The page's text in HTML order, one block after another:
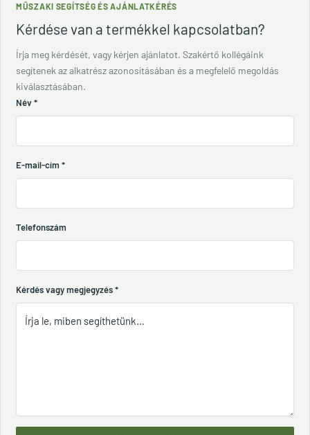
MŰSZAKI SEGÍTSÉG ÉS AJÁNLATKÉRÉS
Kérdése van a termékkel kapcsolatban?
Írja meg kérdését, vagy kérjen ajánlatot. Szakértő kollégáink
segítenek az alkatrész azonosításában és a megfelelő megoldás
kiválasztásában.
Név *
E-mail-cím *
Telefonszám
Kérdés vagy megjegyzés*